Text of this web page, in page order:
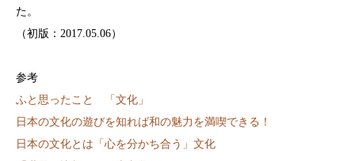
た。
（初版：2017.05.06）
参考
ふと思ったこと 「文化」
日本の文化の遊びを知れば和の魅力を満喫できる！
日本の文化とは「心を分かち合う」文化